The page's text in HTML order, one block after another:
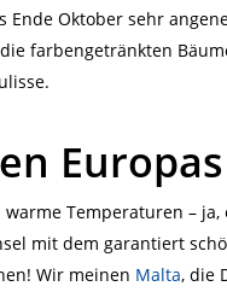
Ende Oktober sehr
farbengetränkten
Europas
warme Temperaturen – ja,
mit dem garantiert
Wir meinen Malta, die